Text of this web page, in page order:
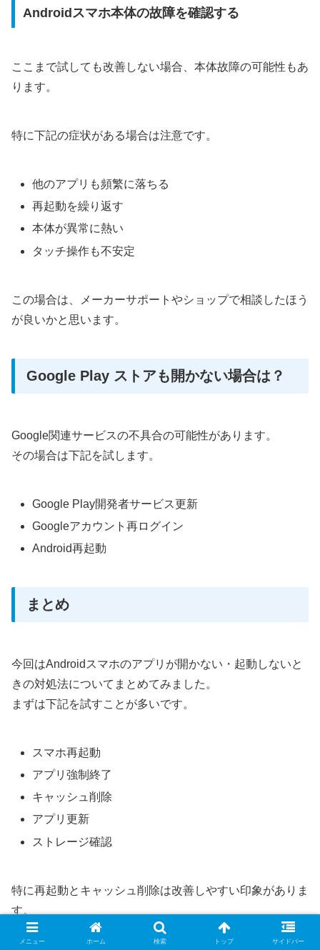
Androidスマホ本体の故障を確認する
ここまで試しても改善しない場合、本体故障の可能性もあ
ります。
特に下記の症状がある場合は注意です。
他のアプリも頻繁に落ちる
再起動を繰り返す
本体が異常に熱い
タッチ操作も不安定
この場合は、メーカーサポートやショップで相談したほう
が良いかと思います。
Google Play ストアも開かない場合は？
Google関連サービスの不具合の可能性があります。
その場合は下記を試します。
Google Play開発者サービス更新
Googleアカウント再ログイン
Android再起動
まとめ
今回はAndroidスマホのアプリが開かない・起動しないと
きの対処法についてまとめてみました。
まずは下記を試すことが多いです。
スマホ再起動
アプリ強制終了
キャッシュ削除
アプリ更新
ストレージ確認
特に再起動とキャッシュ削除は改善しやすい印象がありま
す。
アプリが開かない場合には、ひとつづつ試してみましょ
メニュー ホーム 検索 トップ サイドバー